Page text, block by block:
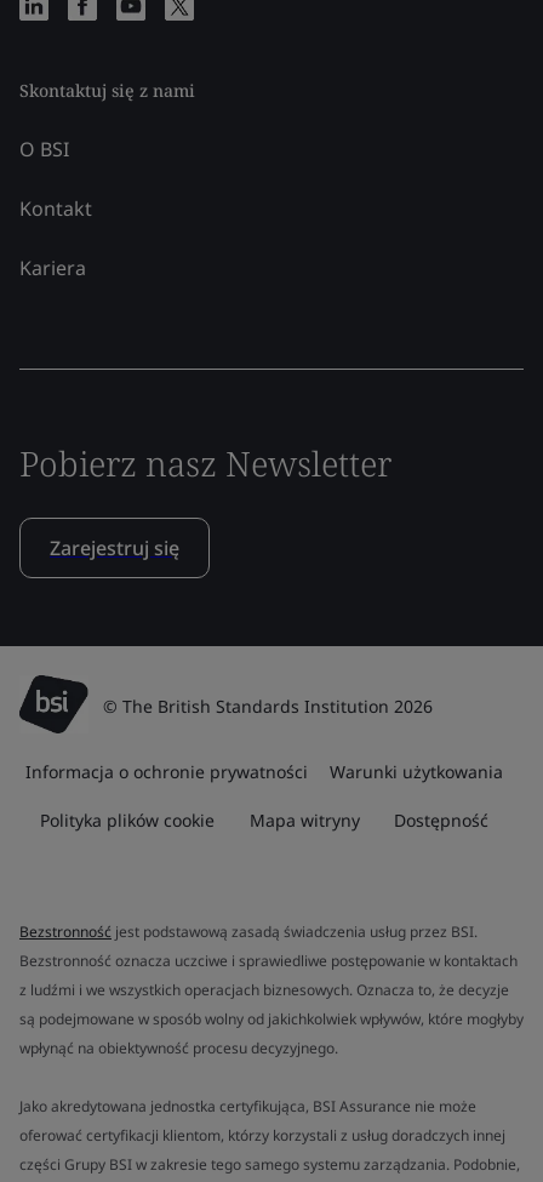
Skontaktuj się z nami
O BSI
Kontakt
Kariera
Pobierz nasz Newsletter
Zarejestruj się
© The British Standards Institution 2026
Informacja o ochronie prywatności Warunki użytkowania
Polityka plików cookie Mapa witryny Dostępność
Bezstronność jest podstawową zasadą świadczenia usług przez BSI.
Bezstronność oznacza uczciwe i sprawiedliwe postępowanie w kontaktach
z ludźmi i we wszystkich operacjach biznesowych. Oznacza to, że decyzje
są podejmowane w sposób wolny od jakichkolwiek wpływów, które mogłyby
wpłynąć na obiektywność procesu decyzyjnego.
Jako akredytowana jednostka certyfikująca, BSI Assurance nie może
oferować certyfikacji klientom, którzy korzystali z usług doradczych innej
części Grupy BSI w zakresie tego samego systemu zarządzania. Podobnie,